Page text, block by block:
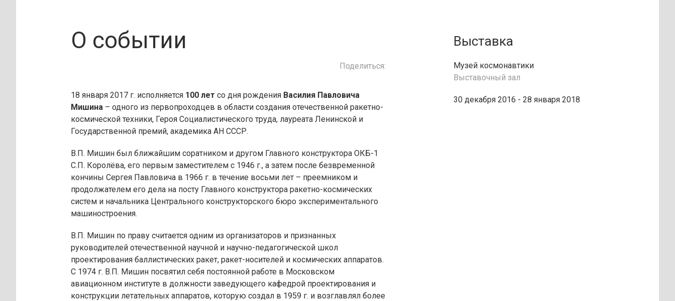
О событии
Поделиться:
18 января 2017 г. исполняется 100 лет со дня рождения Василия Павловича
Мишина – одного из первопроходцев в области создания отечественной ракетно-
космической техники, Героя Социалистического труда, лауреата Ленинской и
Государственной премий, академика АН СССР.
В.П. Мишин был ближайшим соратником и другом Главного конструктора ОКБ-1
С.П. Королёва, его первым заместителем с 1946 г., а затем после безвременной
кончины Сергея Павловича в 1966 г. в течение восьми лет – преемником и
продолжателем его дела на посту Главного конструктора ракетно-космических
систем и начальника Центрального конструкторского бюро экспериментального
машиностроения.
В.П. Мишин по праву считается одним из организаторов и признанных
руководителей отечественной научной и научно-педагогической школ
проектирования баллистических ракет, ракет-носителей и космических аппаратов.
С 1974 г. В.П. Мишин посвятил себя постоянной работе в Московском
авиационном институте в должности заведующего кафедрой проектирования и
конструкции летательных аппаратов, которую создал в 1959 г. и возглавлял более
Выставка
Музей космонавтики
Выставочный зал
30 декабря 2016 - 28 января 2018